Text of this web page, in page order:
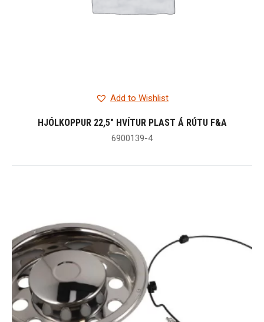
Add to Wishlist
HJÓLKOPPUR 22,5″ HVÍTUR PLAST Á RÚTU F&A
6900139-4